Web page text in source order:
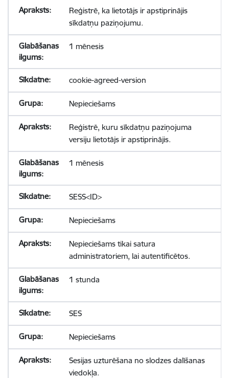
Reģistrē, ka lietotājs ir apstiprinājis
sīkdatņu paziņojumu.
1 mēnesis
cookie-agreed-version
Nepieciešams
Reģistrē, kuru sīkdatņu paziņojuma
versiju lietotājs ir apstiprinājis.
1 mēnesis
SESS<ID>
Nepieciešams
Nepieciešams tikai satura
administratoriem, lai autentificētos.
1 stunda
SES
Nepieciešams
Sesijas uzturēšana no slodzes dalīšanas
viedokļa.